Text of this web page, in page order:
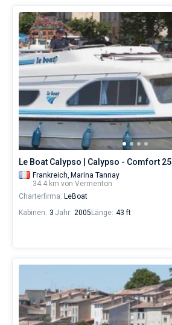
Le Boat Calypso | Calypso - Comfort 25
Frankreich, Marina Tannay
34.4 km von Vermenton
Charterfirma: LeBoat
Kabinen: 3 Jahr: 2005 Länge: 43 ft